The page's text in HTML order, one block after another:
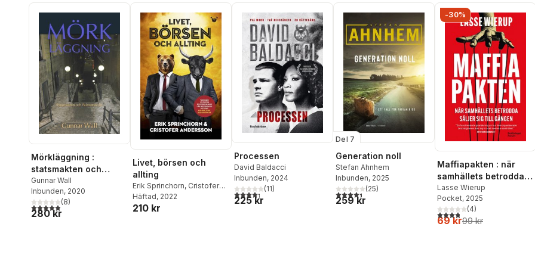
Mörkläggning :
statsmakten och
Palmemordet
Gunnar Wall
Inbunden, 2020
4,9utav 5 stjärnor. Totalt antal röster:
(8)
280 kr
Livet, börsen och
allting
Erik Sprinchorn, Cristofer
Andersson
Häftad, 2022
210 kr
Processen
David Baldacci
Inbunden, 2024
4,3utav 5 stjärnor. Totalt antal röster:
(11)
225 kr
Del 7
Generation noll
Stefan Ahnhem
Inbunden, 2025
4,4utav 5 stjärnor. Totalt antal röster:
(25)
259 kr
-30%
Maffiapakten : när
samhällets betrodda
säljer sig till gängen
Lasse Wierup
Pocket, 2025
3,8utav 5 stjärnor. Totalt
(4)
69 kr99 kr